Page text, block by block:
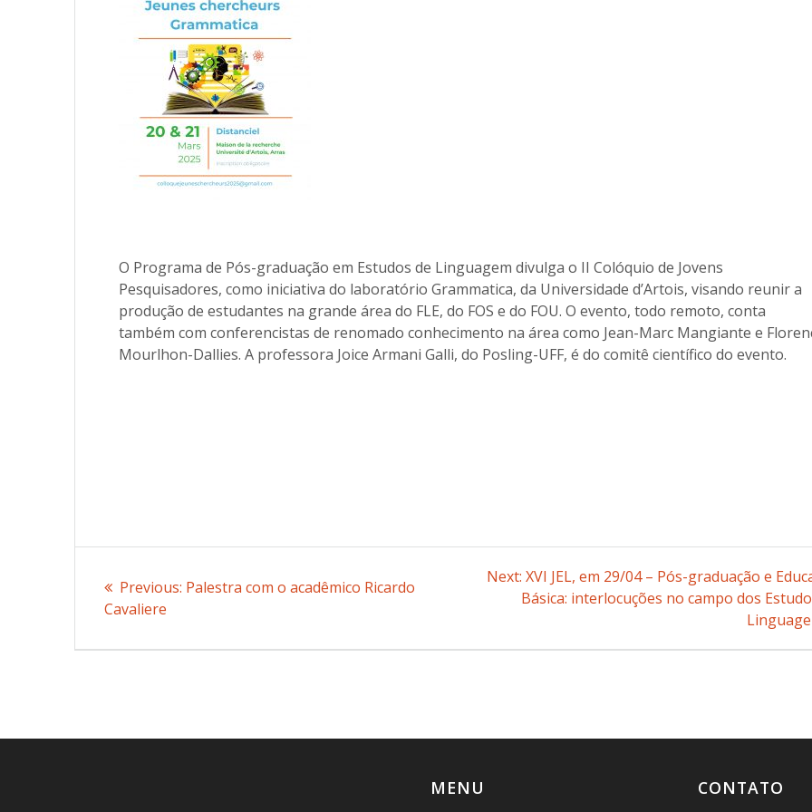
O Programa de Pós-graduação em Estudos de Linguagem divulga o II Colóquio de Jovens
Pesquisadores, como iniciativa do laboratório Grammatica, da Universidade d’Artois, visando reunir a
produção de estudantes na grande área do FLE, do FOS e do FOU. O evento, todo remoto, conta
também com conferencistas de renomado conhecimento na área como Jean-Marc Mangiante e
Mourlhon-Dallies. A professora Joice Armani Galli, do Posling-UFF, é do comitê científico do evento.
navigation
Previous: Previous
Palestra com o acadêmico Ricardo
Cavaliere
Next: Next
post:
XVI JEL, em 29/04 – Pós-graduação e
Básica: interlocuções no campo dos
MENU CONTATO